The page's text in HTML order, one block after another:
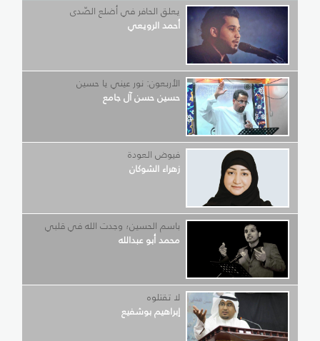
يعلق الحافر في أضلع الصّدى
أحمد الرويعي
الأربعون: نور عيني يا حسين
حسين حسن آل جامع
فيوض العودة
زهراء الشوكان
باسم الحسين؛ وجدت الله في قلبي
محمد أبو عبدالله
لا تقتلوه
إبراهيم بوشفيع